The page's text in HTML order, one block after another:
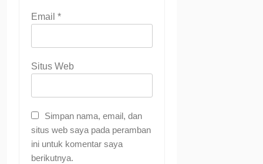
Email *
Situs Web
Simpan nama, email, dan
situs web saya pada peramban
ini untuk komentar saya
berikutnya.